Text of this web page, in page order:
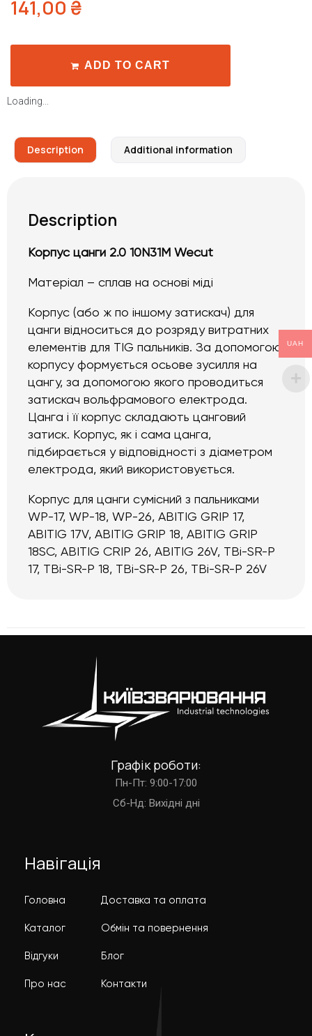
141,00 ₴
ADD TO CART
Loading...
Description Additional information
Description
Корпус цанги 2.0 10N31M Wecut
Матеріал – сплав на основі міді
Корпус (або ж по іншому затискач) для
цанги відноситься до розряду витратних
елементів для TIG пальників. За допомогою
корпусу формується осьове зусилля на
цангу, за допомогою якого проводиться
затискач вольфрамового електрода.
Цанга і її корпус складають цанговий
затиск. Корпус, як і сама цанга,
підбирається у відповідності з діаметром
електрода, який використовується.
Корпус для цанги сумісний з пальниками
WP-17, WP-18, WP-26, ABITIG GRIP 17,
ABITIG 17V, ABITIG GRIP 18, ABITIG GRIP
18SC, ABITIG CRIP 26, ABITIG 26V, TBi-SR-P
17, TBi-SR-P 18, TBi-SR-P 26, TBi-SR-P 26V
Графік роботи:
Пн-Пт: 9:00-17:00
Cб-Нд: Вихідні дні
Навігація
Головна
Каталог
Відгуки
Про нас
Доставка та оплата
Обмін та повернення
Блог
Контакти
UAH